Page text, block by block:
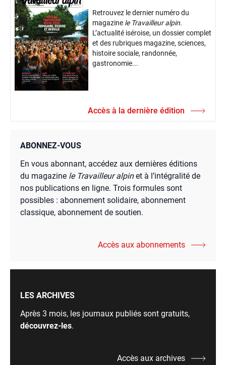
Retrouvez le dernier numéro du
magazine le Travailleur alpin.
L’actualité iséroise, un dossier complet
et des rubriques magazine, sciences,
histoire sociale, randonnée,
gastronomie...
Accès à la dernière édition
ABONNEZ-VOUS
En vous abonnant, accédez aux dernières éditions
du magazine le Travailleur alpinet à l’intégralité de
nos publications en ligne. Trois formules sont
possibles : abonnement solidaire, abonnement
classique, abonnement de soutien.
Accès aux abonnements
LES ARCHIVES
Après 3 mois, les journaux publiés sont gratuits,
découvrez-les.
Accès aux archives